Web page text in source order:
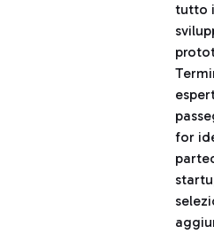
tutto
for